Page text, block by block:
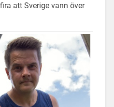
att Sverige vann över